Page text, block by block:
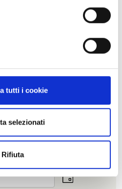
tutti i cookie
selezionati
Rifiuta
Seleziona
la
Seleziona
la